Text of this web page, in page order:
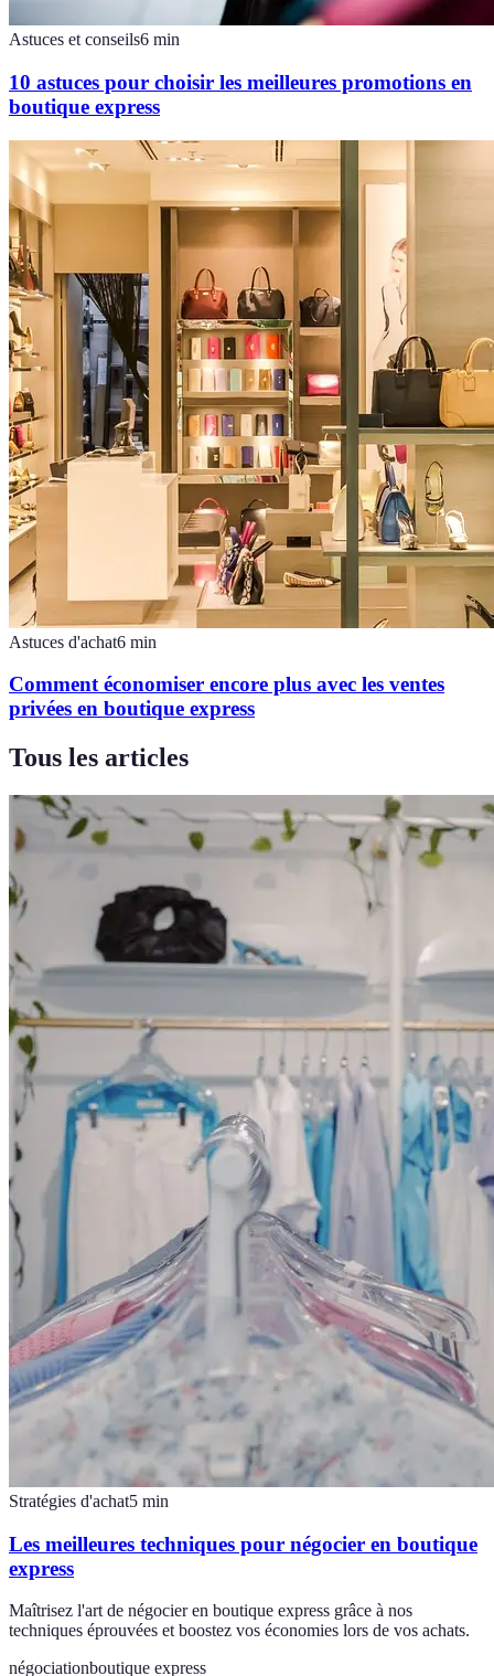
Astuces et conseils6 min
10 astuces pour choisir les meilleures promotions en
boutique express
Astuces d'achat6 min
Comment économiser encore plus avec les ventes
privées en boutique express
Tous les articles
Stratégies d'achat5 min
Les meilleures techniques pour négocier en boutique
express
Maîtrisez l'art de négocier en boutique express grâce à nos
techniques éprouvées et boostez vos économies lors de vos achats.
négociationboutique express